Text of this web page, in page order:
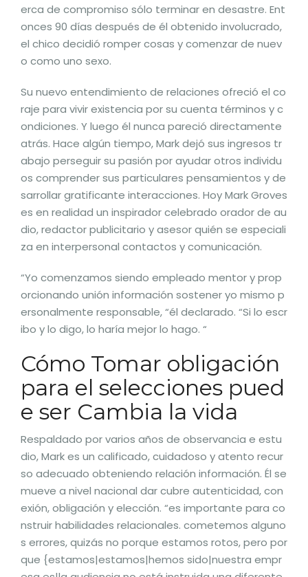
erca de compromiso sólo terminar en desastre. Ent
onces 90 días después de él obtenido involucrado,
el chico decidió romper cosas y comenzar de nuev
o como uno sexo.
Su nuevo entendimiento de relaciones ofreció el co
raje para vivir existencia por su cuenta términos y c
ondiciones. Y luego él nunca pareció directamente
atrás. Hace algún tiempo, Mark dejó sus ingresos tr
abajo perseguir su pasión por ayudar otros individu
os comprender sus particulares pensamientos y de
sarrollar gratificante interacciones. Hoy Mark Groves
es en realidad un inspirador celebrado orador de au
dio, redactor publicitario y asesor quién se especiali
za en interpersonal contactos y comunicación.
“Yo comenzamos siendo empleado mentor y prop
orcionando unión información sostener yo mismo p
ersonalmente responsable, “él declarado. “Si lo escr
ibo y lo digo, lo haría mejor lo hago. “
Cómo Tomar obligación
para el selecciones pued
e ser Cambia la vida
Respaldado por varios años de observancia e estu
dio, Mark es un calificado, cuidadoso y atento recur
so adecuado obteniendo relación información. Él se
mueve a nivel nacional dar cubre autenticidad, con
exión, obligación y elección. “es importante para co
nstruir habilidades relacionales. cometemos alguno
s errores, quizás no porque estamos rotos, pero por
que {estamos|estamos|hemos sido|nuestra empr